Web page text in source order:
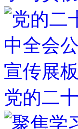
党的二